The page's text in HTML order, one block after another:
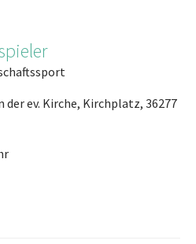
ev. Kirche, Kirchplatz, 36277